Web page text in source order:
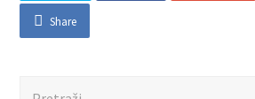
Share